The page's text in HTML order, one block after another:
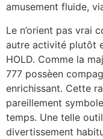
amusement fluide,
Le n’orient pas vrai
autre activité plutôt
HOLD. Comme la
777 possèen
enrichissant. Cette
pareillement
temps. Une telle
divertissement